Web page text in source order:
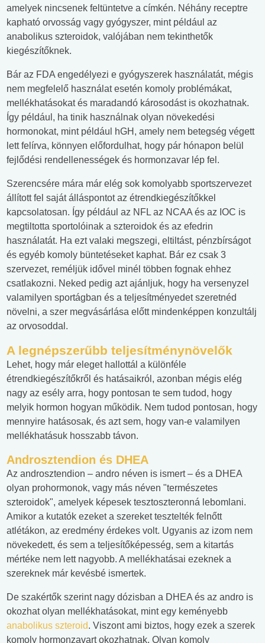
amelyek nincsenek feltüntetve a címkén. Néhány receptre
kapható orvosság vagy gyógyszer, mint például az
anabolikus szteroidok, valójában nem tekinthetők
kiegészítőknek.
Bár az FDA engedélyezi e gyógyszerek használatát, mégis
nem megfelelő használat esetén komoly problémákat,
mellékhatásokat és maradandó károsodást is okozhatnak.
Így például, ha tinik használnak olyan növekedési
hormonokat, mint például hGH, amely nem betegség végett
lett felírva, könnyen előfordulhat, hogy pár hónapon belül
fejlődési rendellenességek és hormonzavar lép fel.
Szerencsére mára már elég sok komolyabb sportszervezet
állított fel saját álláspontot az étrendkiegészítőkkel
kapcsolatosan. Így például az NFL az NCAA és az IOC is
megtiltotta sportolóinak a szteroidok és az efedrin
használatát. Ha ezt valaki megszegi, eltiltást, pénzbírságot
és egyéb komoly büntetéseket kaphat. Bár ez csak 3
szervezet, reméljük idővel minél többen fognak ehhez
csatlakozni. Neked pedig azt ajánljuk, hogy ha versenyzel
valamilyen sportágban és a teljesítményedet szeretnéd
növelni, a szer megvásárlása előtt mindenképpen konzultálj
az orvosoddal.
A legnépszerűbb teljesítménynövelők
Lehet, hogy már eleget hallottál a különféle
étrendkiegészítőkről és hatásaikról, azonban mégis elég
nagy az esély arra, hogy pontosan te sem tudod, hogy
melyik hormon hogyan működik. Nem tudod pontosan, hogy
mennyire hatásosak, és azt sem, hogy van-e valamilyen
mellékhatásuk hosszabb távon.
Androsztendion és DHEA
Az androsztendion – andro néven is ismert – és a DHEA
olyan prohormonok, vagy más néven "természetes
szteroidok", amelyek képesek tesztoszteronná lebomlani.
Amikor a kutatók ezeket a szereket tesztelték felnőtt
atlétákon, az eredmény érdekes volt. Ugyanis az izom nem
növekedett, és sem a teljesítőképesség, sem a kitartás
mértéke nem lett nagyobb. A mellékhatásai ezeknek a
szereknek már kevésbé ismertek.
De szakértők szerint nagy dózisban a DHEA és az andro is
okozhat olyan mellékhatásokat, mint egy keményebb
anabolikus szteroid. Viszont ami biztos, hogy ezek a szerek
komoly hormonzavart okozhatnak. Olyan komoly